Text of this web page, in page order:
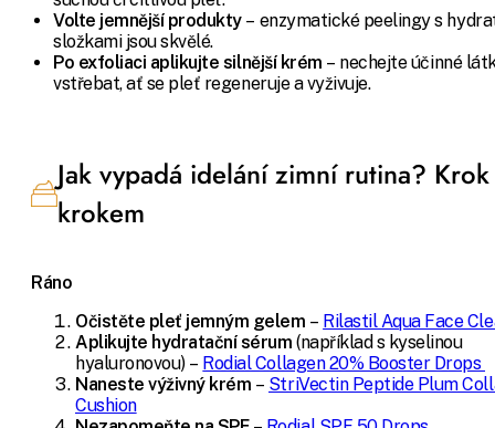
Volte jemnější produkty– enzymatické peelingy s
složkami jsou skvělé.
Po exfoliaci aplikujte silnější krém – nechejte účinné
vstřebat, ať se pleť regeneruje a vyživuje.
Jak vypadá idelání zimní rutina?
krokem
Ráno
Očistěte pleť jemným gelem – Rilastil Aqua Face
Aplikujte hydratační sérum (například s kyselinou
hyaluronovou) – Rodial Collagen 20% Booster Drops
Naneste výživný krém – StriVectin Peptide Plum
Cushion